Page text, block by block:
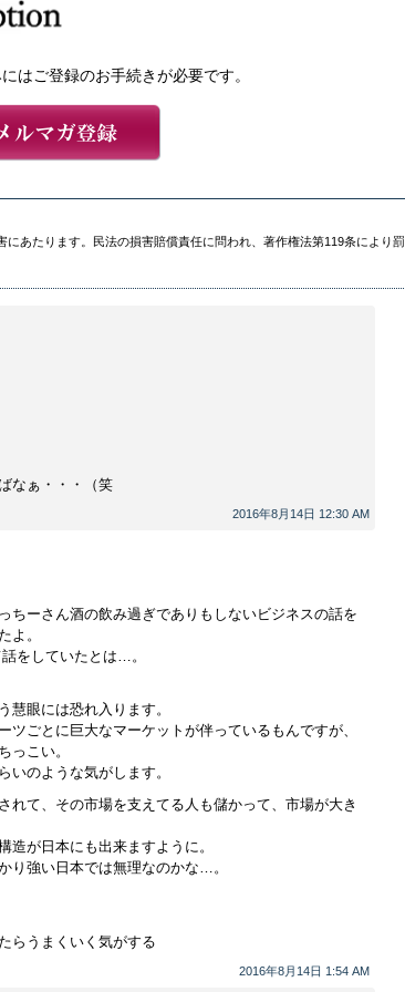
はご登録のお手続きが必要です。
あたります。民法の損害賠償責任に問われ、著作権法第119条により罰
2016年8月14日 12:30 AM
なぁ・・・（笑
2016年8月14日 1:54 AM
ちーさん酒の飲み過ぎでありもしないビジネスの話を
よ。
をしていたとは…。
慧眼には恐れ入ります。
ごとに巨大なマーケットが伴っているもんですが、
っこい。
いのような気がします。
れて、その市場を支えてる人も儲かって、市場が大き
造が日本にも出来ますように。
り強い日本では無理なのかな…。
らうまくいく気がする